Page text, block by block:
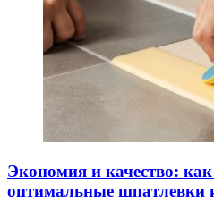
Экономия и качество:
оптимальные шпатлевки